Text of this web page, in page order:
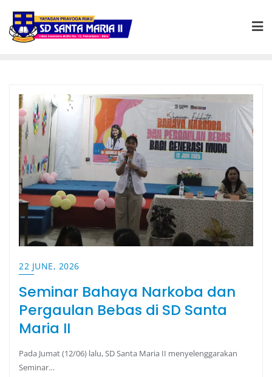
22 JUNE, 2026
Seminar Bahaya Narkoba dan
Pergaulan Bebas di SD Santa
Maria II
Pada Jumat (12/06) lalu, SD Santa Maria II menyelenggarakan
Seminar…